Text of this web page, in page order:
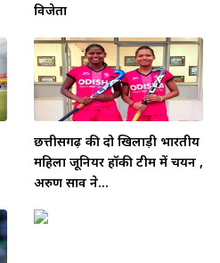
विजेता
छत्तीसगढ़ की दो खिलाड़ी भारतीय
महिला जूनियर हॉकी टीम में चयन ,
अरुण साव ने...